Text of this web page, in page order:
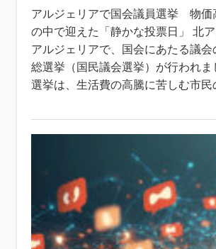
アルジェリアで国会議員選挙 物価
の中で迎えた「静かな投票日」 北ア
アルジェリアで、国会にあたる議会
総選挙（国民議会選挙）が行われま
選挙は、生活費の高騰に苦しむ市